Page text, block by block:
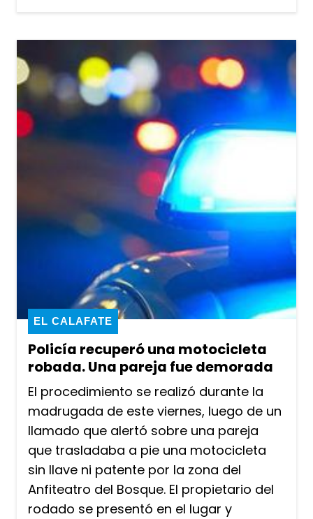
Policía recuperó una motocicleta
robada. Una pareja fue demorada
EL CALAFATE
El procedimiento se realizó durante la
madrugada de este viernes, luego de un
llamado que alertó sobre una pareja
que trasladaba a pie una motocicleta
sin llave ni patente por la zona del
Anfiteatro del Bosque. El propietario del
rodado se presentó en el lugar y